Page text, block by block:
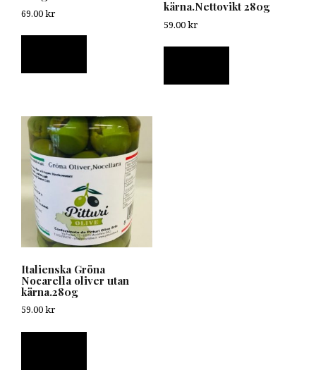
69.00kr
kärna.Nettovikt 280g
59.00kr
Italienska Gröna
Nocarella oliver utan
kärna.280g
59.00kr